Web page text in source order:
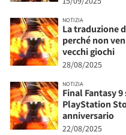
NOTIZIA
La traduzione
perché non
vecchi giochi
28/08/2025
NOTIZIA
Final Fantasy
PlayStation
anniversario
22/08/2025